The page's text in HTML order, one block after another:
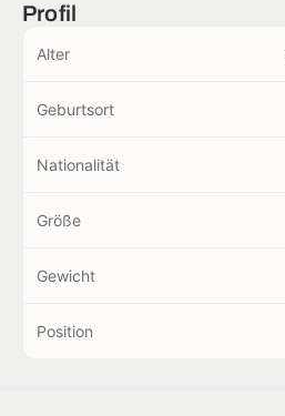
Profil
Alter
Geburtsort
Nationalität
Größe
Gewicht
Position